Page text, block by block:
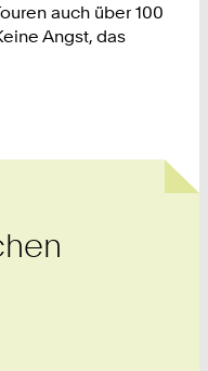
auch über 100
Angst, das